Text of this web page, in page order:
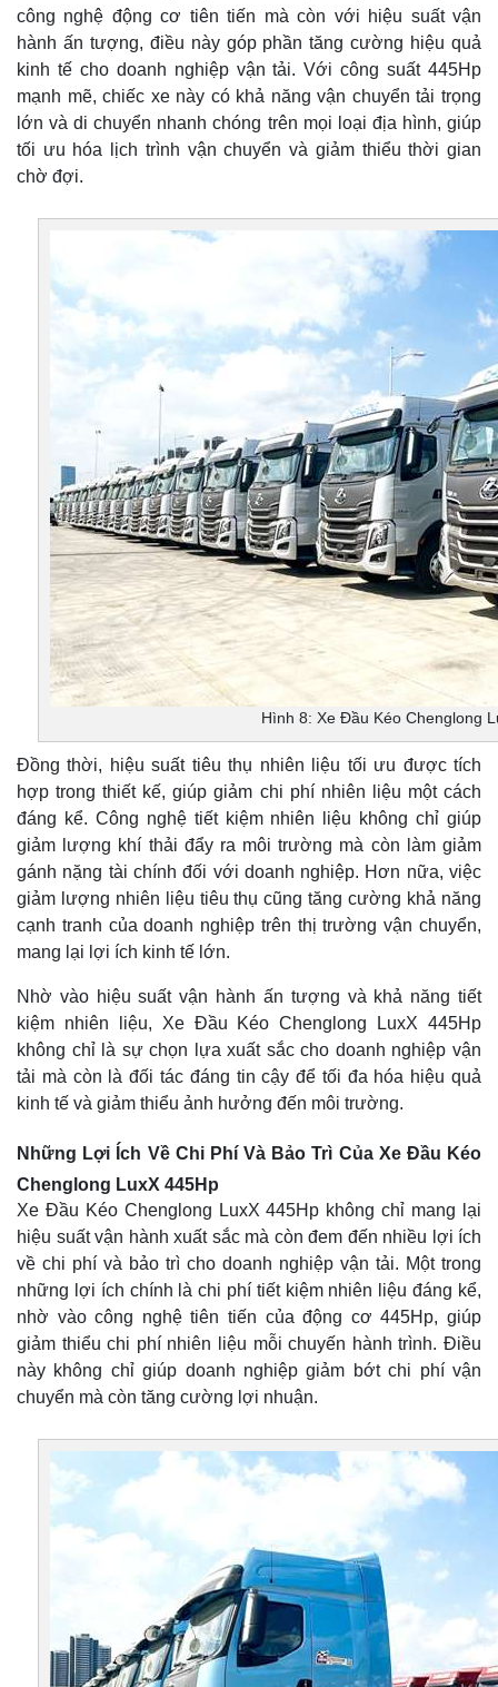
công nghệ động cơ tiên tiến mà còn với hiệu suất vận
hành ấn tượng, điều này góp phần tăng cường hiệu quả
kinh tế cho doanh nghiệp vận tải. Với công suất 445Hp
mạnh mẽ, chiếc xe này có khả năng vận chuyển tải trọng
lớn và di chuyển nhanh chóng trên mọi loại địa hình, giúp
tối ưu hóa lịch trình vận chuyển và giảm thiểu thời gian
chờ đợi.
Hình 8: Xe Đầu Kéo Chenglong
Đồng thời, hiệu suất tiêu thụ nhiên liệu tối ưu được tích
hợp trong thiết kế, giúp giảm chi phí nhiên liệu một cách
đáng kể. Công nghệ tiết kiệm nhiên liệu không chỉ giúp
giảm lượng khí thải đẩy ra môi trường mà còn làm giảm
gánh nặng tài chính đối với doanh nghiệp. Hơn nữa, việc
giảm lượng nhiên liệu tiêu thụ cũng tăng cường khả năng
cạnh tranh của doanh nghiệp trên thị trường vận chuyển,
mang lại lợi ích kinh tế lớn.
Nhờ vào hiệu suất vận hành ấn tượng và khả năng tiết
kiệm nhiên liệu, Xe Đầu Kéo Chenglong LuxX 445Hp
không chỉ là sự chọn lựa xuất sắc cho doanh nghiệp vận
tải mà còn là đối tác đáng tin cậy để tối đa hóa hiệu quả
kinh tế và giảm thiểu ảnh hưởng đến môi trường.
Những Lợi Ích Về Chi Phí Và Bảo Trì Của Xe Đầu Kéo
Chenglong LuxX 445Hp
Xe Đầu Kéo Chenglong LuxX 445Hp không chỉ mang lại
hiệu suất vận hành xuất sắc mà còn đem đến nhiều lợi ích
về chi phí và bảo trì cho doanh nghiệp vận tải. Một trong
những lợi ích chính là chi phí tiết kiệm nhiên liệu đáng kể,
nhờ vào công nghệ tiên tiến của động cơ 445Hp, giúp
giảm thiểu chi phí nhiên liệu mỗi chuyến hành trình. Điều
này không chỉ giúp doanh nghiệp giảm bớt chi phí vận
chuyển mà còn tăng cường lợi nhuận.